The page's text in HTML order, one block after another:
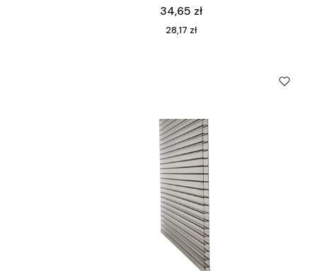
Cena
34,65 zł
Cena
28,17 zł